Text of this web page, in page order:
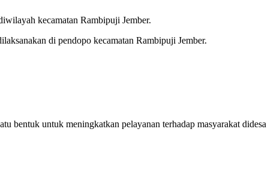
kecamatan Rambipuji Jember.
di pendopo kecamatan Rambipuji Jember.
bentuk untuk meningkatkan pelayanan terhadap masyarakat didesa